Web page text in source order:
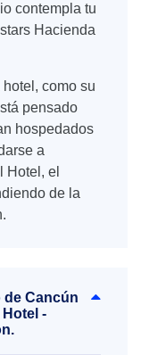
contempla tu
Hacienda
como su
pensado
hospedados
a
Hotel, el
de la
de Cancún
-